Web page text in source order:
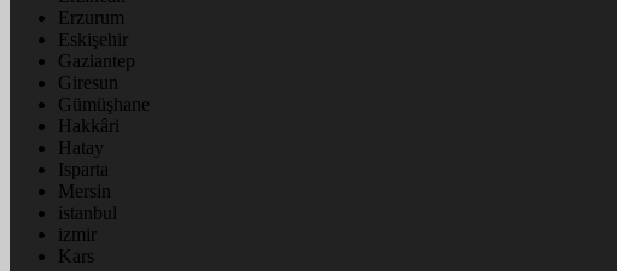
Erzurum
Eskişehir
Gaziantep
Giresun
Gümüşhane
Hakkâri
Hatay
Isparta
Mersin
istanbul
izmir
Kars